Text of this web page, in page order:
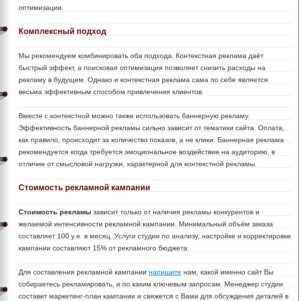
оптимизации.
Комплексный подход
Мы рекомендуем комбинировать оба подхода. Контекстная реклама даёт
быстрый эффект, а поисковая оптимизация позволяет снизить расходы на
рекламу в будущем. Однако и контекстная реклама сама по себе является
весьма эффективным способом привлечения клиентов.
Вместе с контекстной можно также использовать баннерную рекламу.
Эффективность баннерной рекламы сильно зависит от тематики сайта. Оплата,
как правило, происходит за количество показов, а не клики. Баннерная реклама
рекомендуется когда требуется эмоциональное воздействие на аудиторию, в
отличие от смысловой нагрузки, характерной для контекстной рекламы.
Стоимость рекламной кампании
Стоимость рекламы зависит только от наличия рекламы конкурентов и
желаемой интенсивности рекламной кампании. Минимальный объём заказа
составляет 100 у.е. в месяц. Услуги студии по анализу, настройке и корректировке
кампании составляют 15% от рекламного бюджета.
Для составления рекламной кампании напишите нам, какой именно сайт Вы
собираетесь рекламировать, и по каким ключевым запросам. Менеджер студии
составит маркетинг-план кампании и свяжется с Вами для обсуждения деталей в